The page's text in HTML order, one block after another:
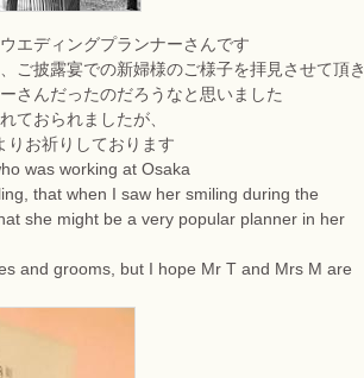
エディングプランナーさんです
ご披露宴での新婦様のご様子を拝見させて頂き
さんだったのだろうなと思いました
ておられましたが、
りお祈りしております
was working at Osaka
that when I saw her smiling during the
she might be a very popular planner in her
and grooms, but I hope Mr T and Mrs M are